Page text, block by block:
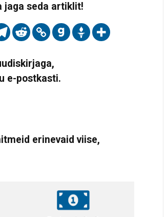
jaga seda artiklit!
e-postkasti.
erinevaid viise,